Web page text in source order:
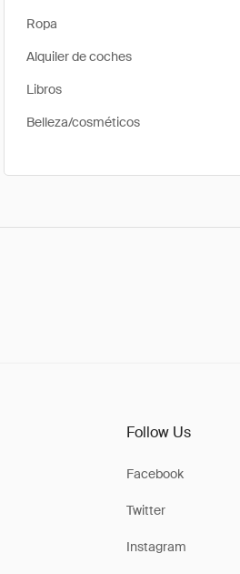
Ropa
Alquiler de coches
Libros
Belleza/cosméticos
Follow Us
Facebook
Twitter
Instagram